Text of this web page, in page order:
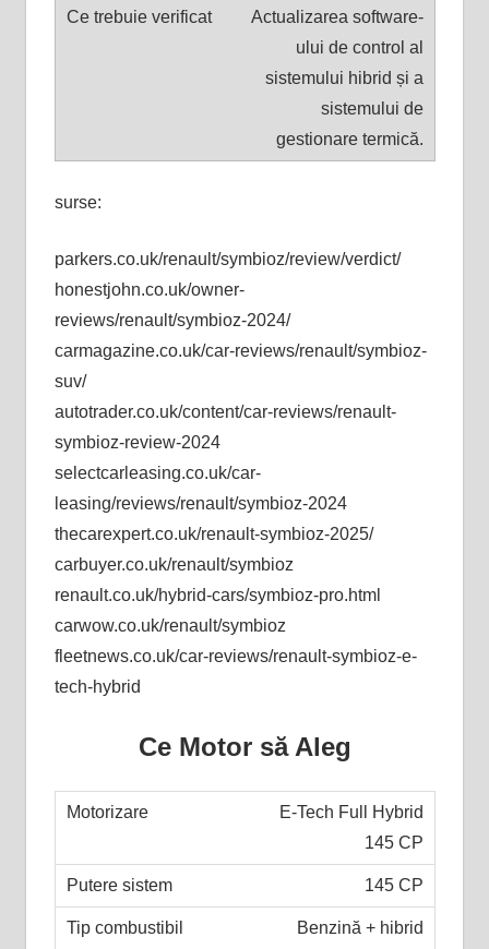
Actualizarea software-
ului de control al
sistemului hibrid și a
sistemului de
gestionare termică.
surse:
parkers.co.uk/renault/symbioz/review/verdict/
honestjohn.co.uk/owner-
reviews/renault/symbioz-2024/
carmagazine.co.uk/car-reviews/renault/symbioz-
suv/
autotrader.co.uk/content/car-reviews/renault-
symbioz-review-2024
selectcarleasing.co.uk/car-
leasing/reviews/renault/symbioz-2024
thecarexpert.co.uk/renault-symbioz-2025/
carbuyer.co.uk/renault/symbioz
renault.co.uk/hybrid-cars/symbioz-pro.html
carwow.co.uk/renault/symbioz
fleetnews.co.uk/car-reviews/renault-symbioz-e-
tech-hybrid
Ce Motor să Aleg
E-Tech Full Hybrid
145 CP
145 CP
Benzină + hibrid